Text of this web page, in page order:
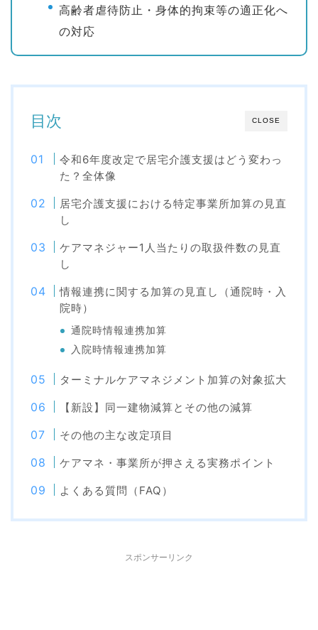
高齢者虐待防止・身体的拘束等の適正化へ
の対応
CLOSE
目次
令和6年度改定で居宅介護支援はどう変わっ
た？全体像
居宅介護支援における特定事業所加算の見直
し
ケアマネジャー1人当たりの取扱件数の見直
し
情報連携に関する加算の見直し（通院時・入
院時）
通院時情報連携加算
入院時情報連携加算
ターミナルケアマネジメント加算の対象拡大
【新設】同一建物減算とその他の減算
その他の主な改定項目
ケアマネ・事業所が押さえる実務ポイント
よくある質問（FAQ）
スポンサーリンク